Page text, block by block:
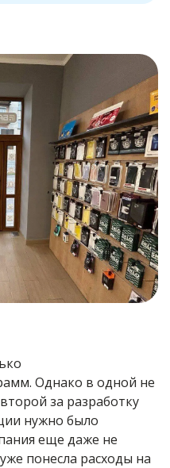
Однако в одной не
за разработку
нужно было
еще даже не
понесла расходы на